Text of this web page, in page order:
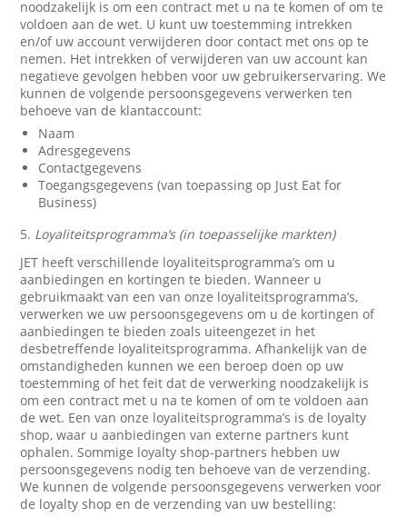
noodzakelijk is om een contract met u na te komen of om te
voldoen aan de wet. U kunt uw toestemming intrekken
en/of uw account verwijderen door contact met ons op te
nemen. Het intrekken of verwijderen van uw account kan
negatieve gevolgen hebben voor uw gebruikerservaring. We
kunnen de volgende persoonsgegevens verwerken ten
behoeve van de klantaccount:
Naam
Adresgegevens
Contactgegevens
Toegangsgegevens (van toepassing op Just Eat for
Business)
5. Loyaliteitsprogramma’s (in toepasselijke markten)
JET heeft verschillende loyaliteitsprogramma’s om u
aanbiedingen en kortingen te bieden. Wanneer u
gebruikmaakt van een van onze loyaliteitsprogramma’s,
verwerken we uw persoonsgegevens om u de kortingen of
aanbiedingen te bieden zoals uiteengezet in het
desbetreffende loyaliteitsprogramma. Afhankelijk van de
omstandigheden kunnen we een beroep doen op uw
toestemming of het feit dat de verwerking noodzakelijk is
om een contract met u na te komen of om te voldoen aan
de wet. Een van onze loyaliteitsprogramma’s is de loyalty
shop, waar u aanbiedingen van externe partners kunt
ophalen. Sommige loyalty shop-partners hebben uw
persoonsgegevens nodig ten behoeve van de verzending.
We kunnen de volgende persoonsgegevens verwerken voor
de loyalty shop en de verzending van uw bestelling: